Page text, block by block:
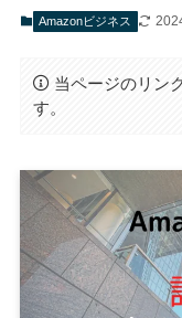
Amazonビジネス
当ページのリン
す。